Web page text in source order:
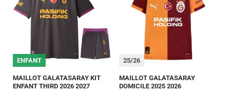
25/26
ENFANT
MAILLOT GALATASARAY KIT
ENFANT THIRD 2026 2027
25/26
MAILLOT GALATASARAY
DOMICILE 2025 2026